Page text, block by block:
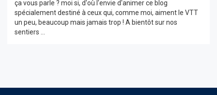
ça vous parle ? moi si, d'où l'envie d'animer ce blog
spécialement destiné à ceux qui, comme moi, aiment le VTT
un peu, beaucoup mais jamais trop ! A bientôt sur nos
sentiers ...